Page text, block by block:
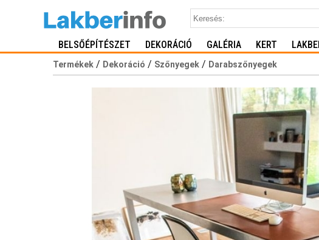
BELSŐÉPÍTÉSZET DEKORÁCIÓ GALÉRIA KERT
Termékek / Dekoráció / Szőnyegek / Darabszőnyegek